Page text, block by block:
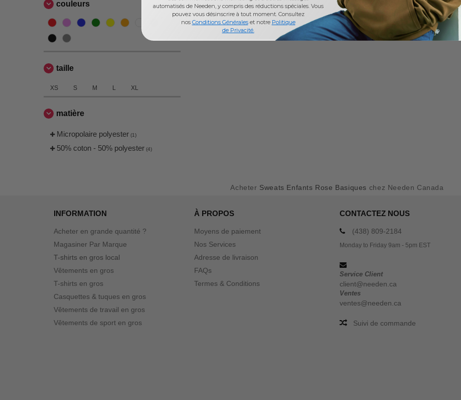
couleurs
taille
XS S M L XL
matière
Micropolaire polyester (1)
50% coton - 50% polyester (4)
Acheter Sweats Enfants Rose Basiques chez Needen Canada
INFORMATION
Acheter en grande quantité ?
Magasiner Par Marque
T-shirts en gros local
Vêtements en gros
T-shirts en gros
Casquettes & tuques en gros
Vêtements de travail en gros
Vêtements de sport en gros
À PROPOS
Moyens de paiement
Nos Services
Adresse de livraison
FAQs
Termes & Conditions
CONTACTEZ NOUS
(438) 809-2184
Monday to Friday 9am - 5pm EST
Service Client
client@needen.ca
Ventes
ventes@needen.ca
Suivi de commande
automatisés de Needen, y compris des réductions spéciales. Vous
pouvez vous désinscrire à tout moment. Consultez
nos Conditions Généraleset notre Politique
de Privacité.